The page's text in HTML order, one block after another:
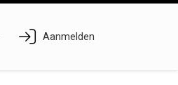
Aanmelden